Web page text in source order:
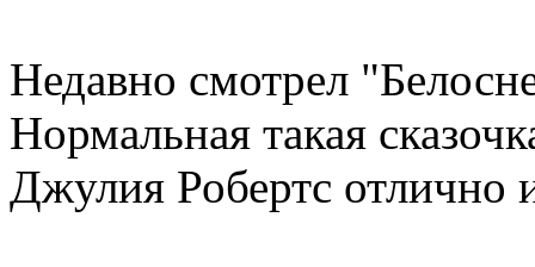
Недавно смотрел
Нормальная такая
Джулия Робертс отлично